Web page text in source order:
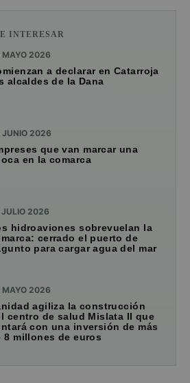
INTERESAR
MAYO 2026
a declarar en Catarroja
alcaldes de la Dana
JUNIO 2026
que van marcar una
en la comarca
JULIO 2026
hidroaviones sobrevuelan la
cerrado el puerto de
para cargar agua del mar
MAYO 2026
agiliza la construcción
centro de salud Mislata II que
con una inversión de más
8 millones de euros